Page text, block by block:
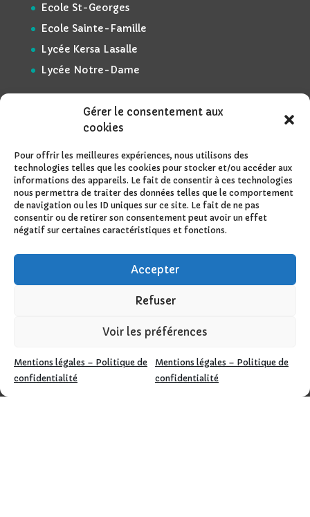
Gérer le consentement aux
cookies
Pour offrir les meilleures expériences, nous utilisons des
technologies telles que les cookies pour stocker et/ou accéder aux
informations des appareils. Le fait de consentir à ces technologies
nous permettra de traiter des données telles que le comportement
de navigation ou les ID uniques sur ce site. Le fait de ne pas
consentir ou de retirer son consentement peut avoir un effet
négatif sur certaines caractéristiques et fonctions.
Accepter
Refuser
Voir les préférences
Mentions légales – Politique de
confidentialité
Mentions légales – Politique de
confidentialité
Ecole St-Georges
Ecole Sainte-Famille
Lycée Kersa Lasalle
Lycée Notre-Dame
Déconnexion
Mentions légales
Espace réservé